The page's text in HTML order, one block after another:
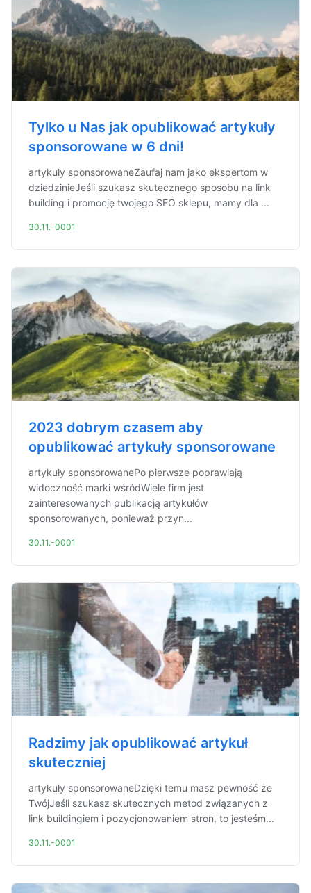
Tylko u Nas jak opublikować artykuły
sponsorowane w 6 dni!
artykuły sponsorowaneZaufaj nam jako ekspertom w
dziedzinieJeśli szukasz skutecznego sposobu na link
building i promocję twojego SEO sklepu, mamy dla ...
30.11.-0001
2023 dobrym czasem aby
opublikować artykuły sponsorowane
artykuły sponsorowanePo pierwsze poprawiają
widoczność marki wśródWiele firm jest
zainteresowanych publikacją artykułów
sponsorowanych, ponieważ przyn...
30.11.-0001
Radzimy jak opublikować artykuł
skuteczniej
artykuły sponsorowaneDzięki temu masz pewność że
TwójJeśli szukasz skutecznych metod związanych z
link buildingiem i pozycjonowaniem stron, to jesteśm...
30.11.-0001